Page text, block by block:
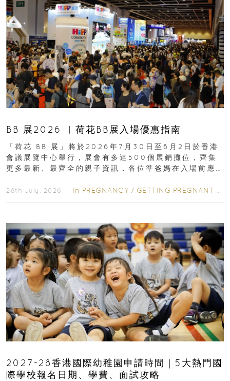
BB 展2026 ︳荷花BB展入場優惠指南
「荷花 BB 展」將於2026年7月30日至8月2日於香港
會議展覽中心舉行，展會有多達500個展銷攤位，齊集
更多最新、最齊全的親子資訊，各位準爸媽在入場前應
28th July, 2026 ｜ In PREGNANCY / GETTING PREGNANT
2027-28香港國際幼稚園申請時間｜5大熱門國
際學校報名日期、學費、面試攻略